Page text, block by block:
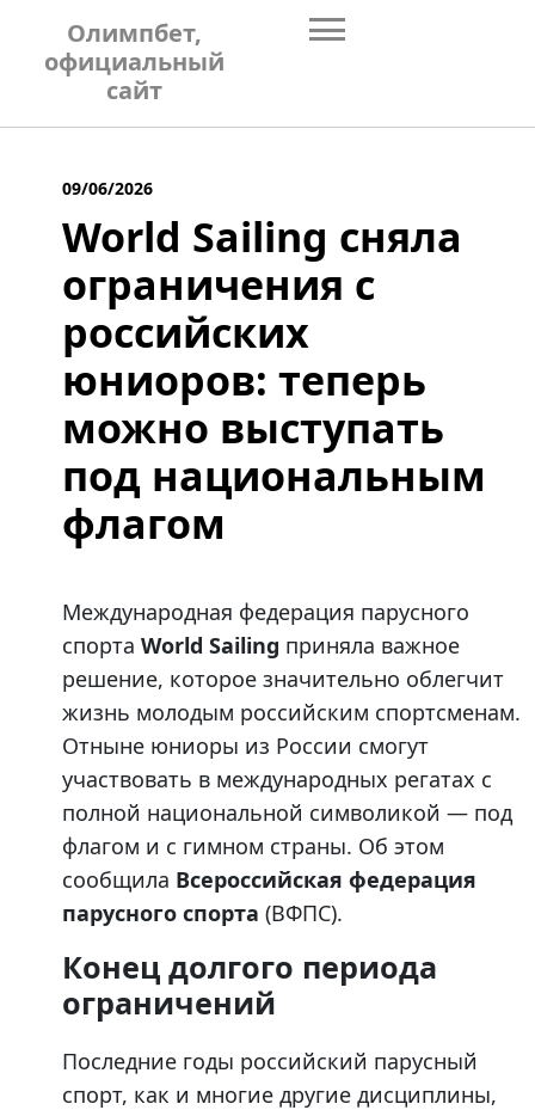
content
Олимпбет,
официальный
сайт
09/06/2026
World Sailing сняла
ограничения с
российских
юниоров: теперь
можно выступать
под национальным
флагом
Международная федерация парусного
спорта World Sailing приняла важное
решение, которое значительно облегчит
жизнь молодым российским спортсменам.
Отныне юниоры из России смогут
участвовать в международных регатах с
полной национальной символикой — под
флагом и с гимном страны. Об этом
сообщила Всероссийская федерация
парусного спорта (ВФПС).
Конец долгого периода
ограничений
Последние годы российский парусный
спорт, как и многие другие дисциплины,